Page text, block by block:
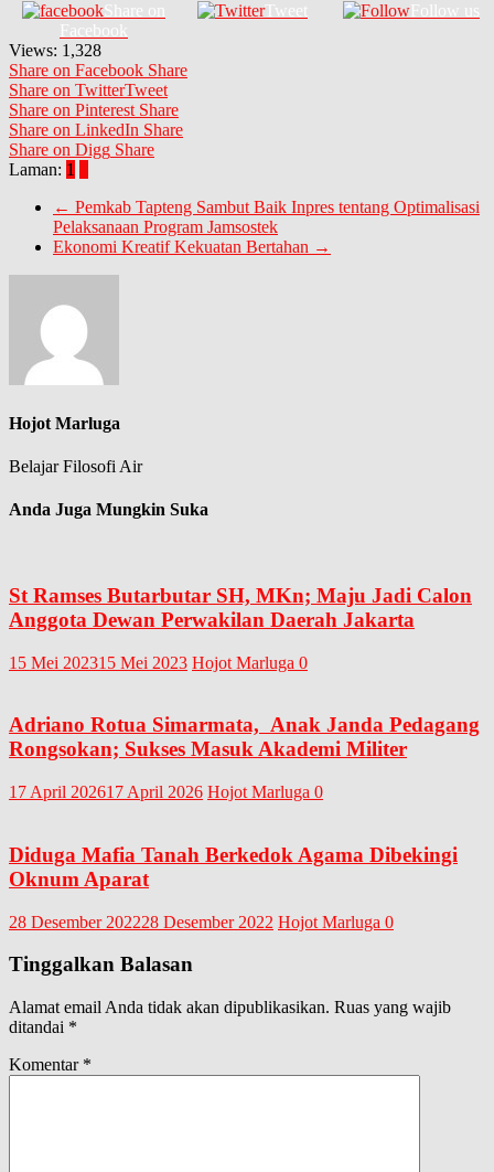
Share on
Facebook
Tweet Follow us
Views: 1,328
Share on Facebook Share
Share on TwitterTweet
Share on Pinterest Share
Share on LinkedIn Share
Share on Digg Share
Laman: 1
← Pemkab Tapteng Sambut Baik Inpres tentang Optimalisasi
Pelaksanaan Program Jamsostek
Ekonomi Kreatif Kekuatan Bertahan →
Hojot Marluga
Belajar Filosofi Air
Anda Juga Mungkin Suka
St Ramses Butarbutar SH, MKn; Maju Jadi Calon
Anggota Dewan Perwakilan Daerah Jakarta
15 Mei 202315 Mei 2023 Hojot Marluga 0
Adriano Rotua Simarmata, Anak Janda Pedagang
Rongsokan; Sukses Masuk Akademi Militer
17 April 202617 April 2026 Hojot Marluga 0
Diduga Mafia Tanah Berkedok Agama Dibekingi
Oknum Aparat
28 Desember 202228 Desember 2022 Hojot Marluga 0
Tinggalkan Balasan
Alamat email Anda tidak akan dipublikasikan. Ruas yang wajib
ditandai *
Komentar *